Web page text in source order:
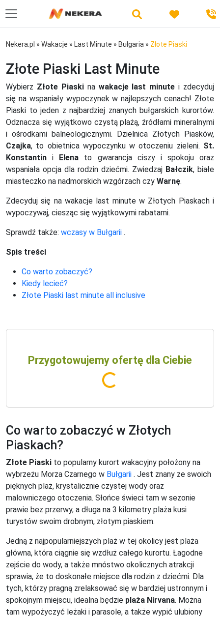
Nekera.pl » Wakacje » Last Minute » Bułgaria » Złote Piaski
Złote Piaski Last Minute
Wybierz Złote Piaskina wakacje last minute i zdecyduj
się na wspaniały wypoczynek w najlepszych cenach! Złote
Piaski to jeden z najbardziej znanych bułgarskich kurortów.
Odznacza się wyjątkowo czystą plażą, źródłami mineralnymi
i ośrodkami balneologicznymi. Dzielnica Złotych Piasków,
Czajka, to obietnica wypoczynku w otoczeniu zieleni. St.
Konstantin i Elena to gwarancja ciszy i spokoju oraz
wspaniała opcja dla rodzin dziećmi. Zwiedzaj Bałczik, białe
miasteczko na nadmorskich wzgórzach czy Warnę.
Zdecyduj się na wakacje last minute w Złotych Piaskach i
wypoczywaj, ciesząc się wyjątkowymi rabatami.
Sprawdź także: wczasy w Bułgarii .
Spis treści
Co warto zobaczyć?
Kiedy lecieć?
Złote Piaski last minute all inclusive
Przygotowujemy ofertę dla Ciebie
Co warto zobaczyć w Złotych
Piaskach?
Złote Piaski to popularny kurort wakacyjny położony na
wybrzeżu Morza Czarnego w Bułgarii . Jest znany ze swoich
pięknych plaż, krystalicznie czystej wody oraz
malowniczego otoczenia. Słońce świeci tam w sezonie
prawie bez przerwy, a długa na 3 kilometry plaża kusi
turystów swoim drobnym, złotym piaskiem.
Jedną z najpopularniejszych plaż w tej okolicy jest plaża
główna, która ciągnie się wzdłuż całego kurortu. Łagodne
zejście do wody, a także mnóstwo okolicznych atrakcji
sprawia, że to doskonałe miejsce dla rodzin z dziećmi. Dla
tych, którzy pragną zrelaksować się w bardziej ustronnym i
spokojnym miejscu, idealna będzie plaża Nirvana. Można
tam wypożyczyć leżaki i parasole, a także wypić ulubiony